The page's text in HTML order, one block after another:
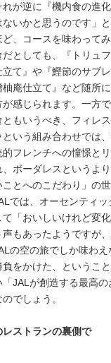
れが逆に『機内食の進
いかと思うのです」
、コースを味わって
だとしても、『トリュ
立て』や『鰹節のサブ
柚庵仕立て』など随所
が感じられます。一方
もいうべき、フィレ
という組み合わせでは
的フレンチへの憧憬と
ボーダレスというよ
ことへのこだわり」の
では、オーセンティッ
て「おいしいけれど変
声もあったようですが
の空の旅でしか味わえ
をかけた、というこ
「JALが創造する最高の
でしょう。
レストランの裏側で